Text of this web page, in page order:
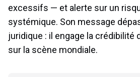
excessifs — et alerte sur un
systémique. Son message
juridique : il engage la crédibilité
sur la scène mondiale.